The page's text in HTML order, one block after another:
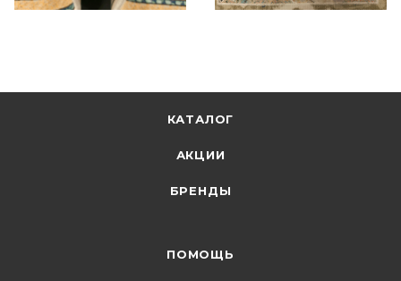
КАТАЛОГ
АКЦИИ
БРЕНДЫ
ПОМОЩЬ